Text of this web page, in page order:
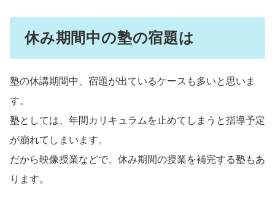
休み期間中の塾の宿題は
塾の休講期間中、宿題が出ているケースも多いと思いま
す。
塾としては、年間カリキュラムを止めてしまうと指導予定
が崩れてしまいます。
だから映像授業などで、休み期間の授業を補完する塾もあ
ります。